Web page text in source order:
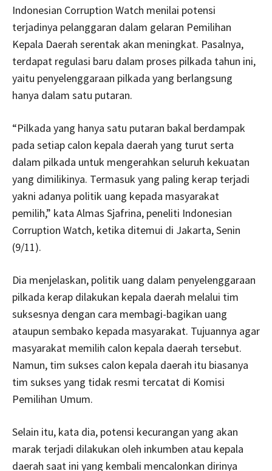
Indonesian Corruption Watch menilai potensi
terjadinya pelanggaran dalam gelaran Pemilihan
Kepala Daerah serentak akan meningkat. Pasalnya,
terdapat regulasi baru dalam proses pilkada tahun ini,
yaitu penyelenggaraan pilkada yang berlangsung
hanya dalam satu putaran.
“Pilkada yang hanya satu putaran bakal berdampak
pada setiap calon kepala daerah yang turut serta
dalam pilkada untuk mengerahkan seluruh kekuatan
yang dimilikinya. Termasuk yang paling kerap terjadi
yakni adanya politik uang kepada masyarakat
pemilih,” kata Almas Sjafrina, peneliti Indonesian
Corruption Watch, ketika ditemui di Jakarta, Senin
(9/11).
Dia menjelaskan, politik uang dalam penyelenggaraan
pilkada kerap dilakukan kepala daerah melalui tim
suksesnya dengan cara membagi-bagikan uang
ataupun sembako kepada masyarakat. Tujuannya agar
masyarakat memilih calon kepala daerah tersebut.
Namun, tim sukses calon kepala daerah itu biasanya
tim sukses yang tidak resmi tercatat di Komisi
Pemilihan Umum.
Selain itu, kata dia, potensi kecurangan yang akan
marak terjadi dilakukan oleh inkumben atau kepala
daerah saat ini yang kembali mencalonkan dirinya